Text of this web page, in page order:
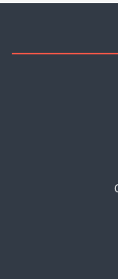
má své